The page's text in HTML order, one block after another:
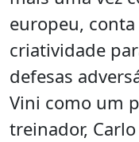
europeu,
criatividade
defesas
Vini como um
treinador,